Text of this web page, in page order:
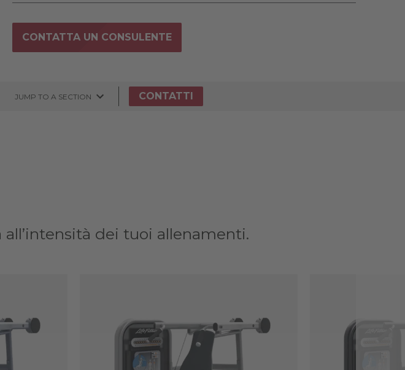
CONTATTA UN CONSULENTE
JUMP TO A SECTION CONTATTI
dei tuoi allenamenti.